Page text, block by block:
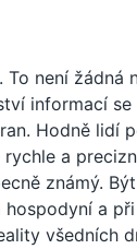
To není žádná
informací se
Hodně lidí
a
známý.
hospodyní a
všedních